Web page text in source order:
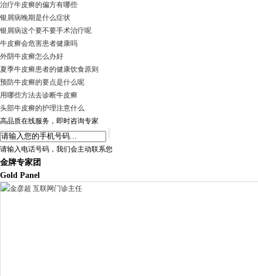
治疗牛皮癣的偏方有哪些
银屑病晚期是什么症状
银屑病这个要不要手术治疗呢
牛皮癣会危害患者健康吗
外阴牛皮癣怎么办好
夏季牛皮癣患者的健康饮食原则
预防牛皮癣的要点是什么呢
用哪些方法去诊断牛皮癣
头部牛皮癣的护理注意什么
高品质在线服务，即时咨询专家
请输入电话号码，我们会主动联系您
金牌专家团
Gold Panel